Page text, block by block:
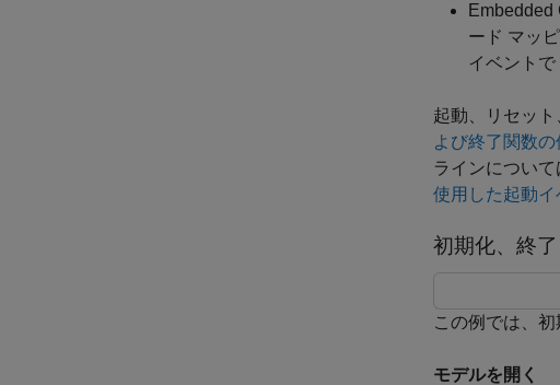
ード マッ
イベント
起動、リセッ
よび終了関数の
ラインについて
使用した起動
初期化、終
この例では、
モデルを開く